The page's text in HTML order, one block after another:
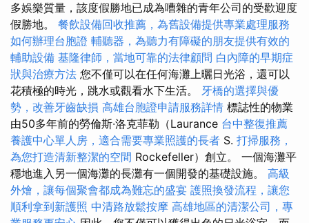
多娛樂質量，該度假勝地已成為嘈雜的青年公司的受歡迎度
假勝地。 餐飲設備回收推薦，為舊設備提供專業處理服務
如何辦理台胞證 輔聽器，為聽力有障礙的朋友提供有效的
輔助設備 基隆律師，當地可靠的法律顧問 白內障的早期症
狀與治療方法 您不僅可以在任何海灘上曬日光浴，還可以
花積極的時光，跳水或觀看水下生活。 牙橋的選擇與優
勢，改善牙齒缺損 高雄台胞證申請服務詳情 標誌性的物業
由50多年前的勞倫斯·洛克菲勒（Laurance 台中整復推薦
養護中心單人房，適合需要專業照護的長者 S. 打掃服務，
為您打造清新整潔的空間 Rockefeller）創立。 一個海灘平
穩地進入另一個海灘的長灘有一個開發的基礎設施。 高級
外燴，讓每個聚會都成為難忘的盛宴 護照換發流程，讓您
順利拿到新護照 中清路放鬆按摩 高雄地區的清潔公司，專